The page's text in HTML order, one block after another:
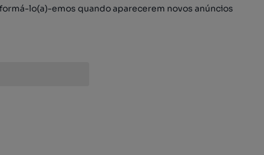
lo(a)-emos quando aparecerem novos anúncios